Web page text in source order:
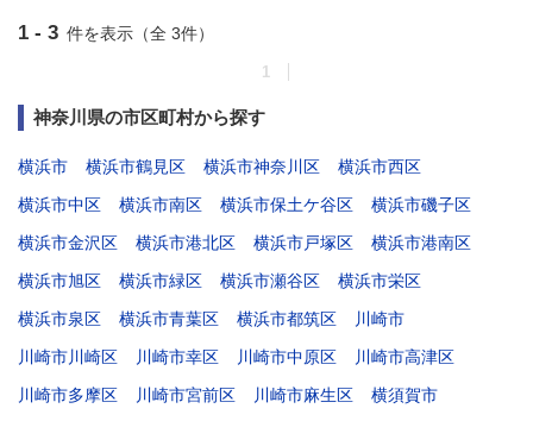
1 - 3 件を表示（全 3件）
1
神奈川県の市区町村から探す
横浜市 横浜市鶴見区 横浜市神奈川区
横浜市西区
横浜市中区
横浜市南区 横浜市保土ケ谷区
横浜市磯子区
横浜市金沢区
横浜市港北区 横浜市戸塚区
横浜市港南区
横浜市旭区
横浜市緑区 横浜市瀬谷区
横浜市栄区
横浜市泉区
横浜市青葉区 横浜市都筑区
川崎市
川崎市川崎区
川崎市幸区 川崎市中原区
川崎市高津区
川崎市多摩区
川崎市宮前区 川崎市麻生区
横須賀市